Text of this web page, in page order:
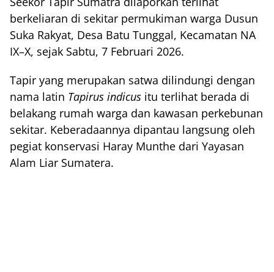
berkeliaran di sekitar permukiman warga Dusun
Suka Rakyat, Desa Batu Tunggal, Kecamatan NA
IX–X, sejak Sabtu, 7 Februari 2026.
Tapir yang merupakan satwa dilindungi dengan
nama latin Tapirus indicus itu terlihat berada di
belakang rumah warga dan kawasan perkebunan
sekitar. Keberadaannya dipantau langsung oleh
pegiat konservasi Haray Munthe dari Yayasan
Alam Liar Sumatera.